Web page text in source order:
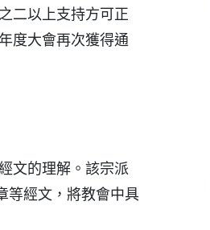
二以上支持方可正
度大會再次獲得通
文的理解。該宗派
等經文，將教會中具